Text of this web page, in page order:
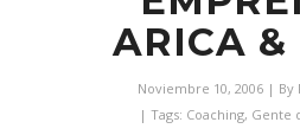
ARICA &
Noviembre 10, 2006 | By
| Tags: Coaching, Gente